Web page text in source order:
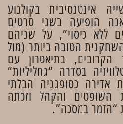
אינטנסיבית בקולנוע
הופיעה בשני סרטים
ללא כיסוי”, על שניהם
הטובה ביותר (מול
הקרובים, בתיאטרון עם
בסדרה “גחליליות”
אדירה כסופגניה הבלתי
והקהל וזכתה
“הזמר במסכה”.